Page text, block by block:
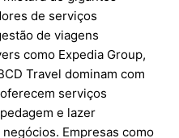
de serviços
de viagens
como Expedia Group,
Travel dominam com
serviços
e lazer
Empresas como